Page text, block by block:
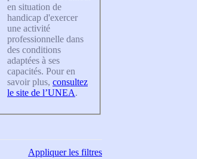
en situation de
handicap d'exercer
une activité
professionnelle dans
des conditions
adaptées à ses
capacités. Pour en
savoir plus, consultez
le site de l’UNEA.
Appliquerles filtres